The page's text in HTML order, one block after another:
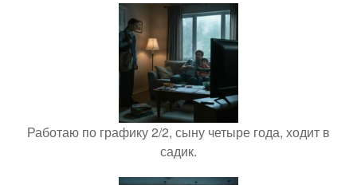
Работаю по графику 2/2, сыну четыре года, ходит в
садик.